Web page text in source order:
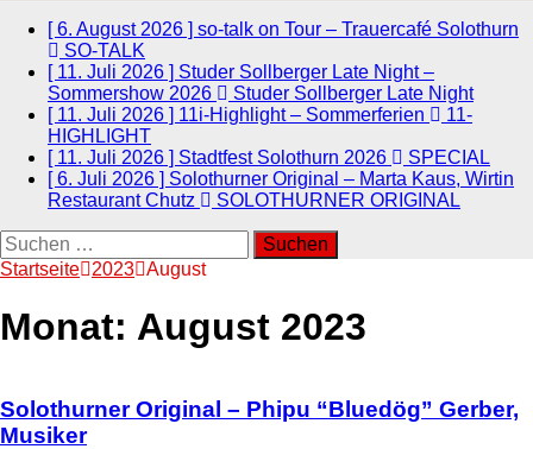
[ 6. August 2026 ] so-talk on Tour – Trauercafé Solothurn
SO-TALK
[ 11. Juli 2026 ] Studer Sollberger Late Night –
Sommershow 2026
Studer Sollberger Late Night
[ 11. Juli 2026 ] 11i-Highlight – Sommerferien
11-
HIGHLIGHT
[ 11. Juli 2026 ] Stadtfest Solothurn 2026
SPECIAL
[ 6. Juli 2026 ] Solothurner Original – Marta Kaus, Wirtin
Restaurant Chutz
SOLOTHURNER ORIGINAL
Suchen
nach:
Startseite 2023 August
Monat: August 2023
Solothurner Original – Phipu “Bluedög” Gerber,
Musiker